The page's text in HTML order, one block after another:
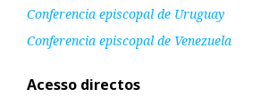
Conferencia episcopal de Uruguay
Conferencia episcopal de Venezuela
Acesso directos